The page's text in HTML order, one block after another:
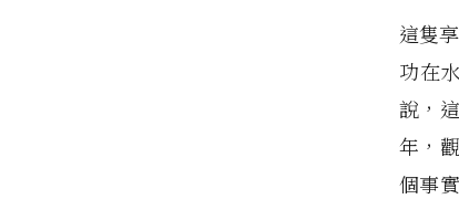
這隻
功在
說，
年，
個事